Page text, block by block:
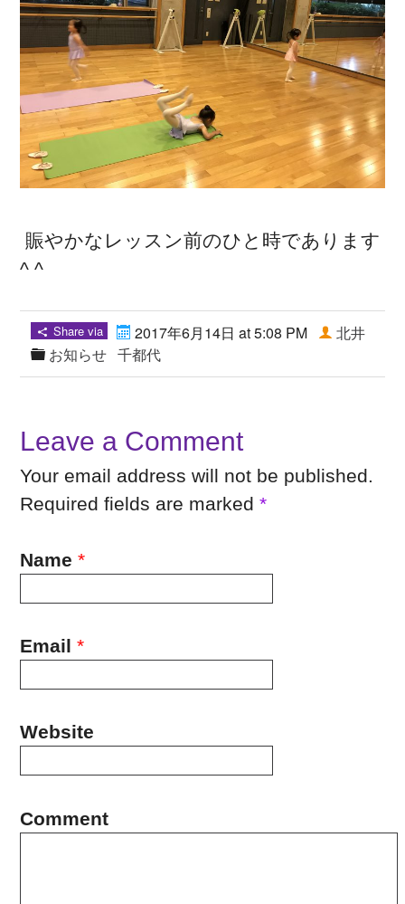
賑やかなレッスン前のひと時であります
^ ^
Share via
2017年6月14日 at 5:08 PM
お知らせ
北井
千都代
Leave a Comment
Your email address will not be published.
Required fields are marked*
Name *
Email *
Website
Comment